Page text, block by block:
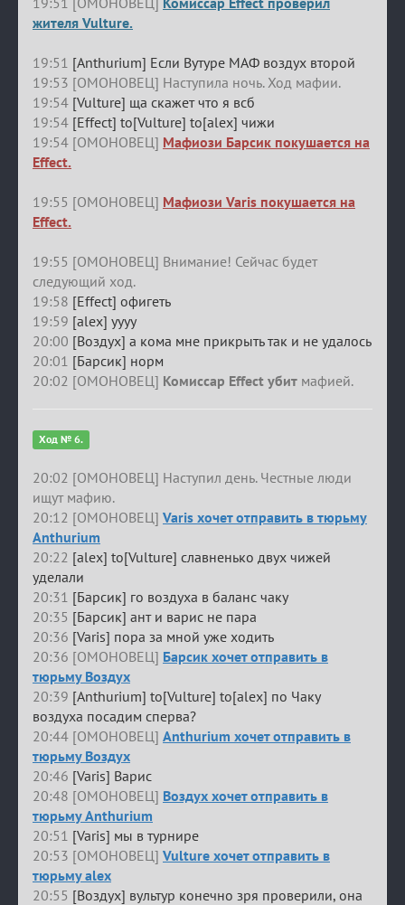
жителя Vulture.
19:51 [Anthurium] Если Вутуре МАФ воздух второй
19:53 [ОМОНОВЕЦ] Наступила ночь. Ход мафии.
19:54 [Vulture] ща скажет что я всб
19:54 [Effect] to[Vulture] to[alex] чижи
19:54 [ОМОНОВЕЦ] Мафиози Барсик покушается на
Effect.
19:55 [ОМОНОВЕЦ] Мафиози Varis покушается на
Effect.
19:55 [ОМОНОВЕЦ] Внимание! Сейчас будет
следующий ход.
19:58 [Effect] офигеть
19:59 [alex] уууу
20:00 [Воздух] а кома мне прикрыть так и не удалось
20:01 [Барсик] норм
20:02 [ОМОНОВЕЦ] Комиссар Effect убит мафией.
Ход № 6.
20:02 [ОМОНОВЕЦ] Наступил день. Честные люди
ищут мафию.
20:12 [ОМОНОВЕЦ] Varis хочет отправить в тюрьму
Anthurium
20:22 [alex] to[Vulture] славненько двух чижей
уделали
20:31 [Барсик] го воздуха в баланс чаку
20:35 [Барсик] ант и варис не пара
20:36 [Varis] пора за мной уже ходить
20:36 [ОМОНОВЕЦ] Барсик хочет отправить в
тюрьму Воздух
20:39 [Anthurium] to[Vulture] to[alex] по Чаку
воздуха посадим сперва?
20:44 [ОМОНОВЕЦ] Anthurium хочет отправить в
тюрьму Воздух
20:46 [Varis] Варис
20:48 [ОМОНОВЕЦ] Воздух хочет отправить в
тюрьму Anthurium
20:51 [Varis] мы в турнире
20:53 [ОМОНОВЕЦ] Vulture хочет отправить в
тюрьму alex
20:55 [Воздух] вультур конечно зря проверили, она